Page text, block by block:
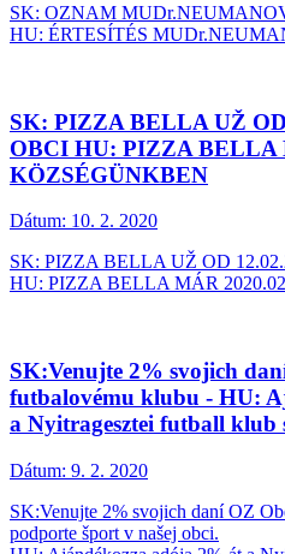
SK: OZNAM
HU: ÉRTESÍTÉS
SK: PIZZA BELLA UŽ
OBCI HU: PIZZA BELLA
KÖZSÉGÜNKBEN
Dátum: 10. 2. 2020
SK: PIZZA BELLA UŽ OD
HU: PIZZA BELLA MÁR
SK:Venujte 2% svojich
futbalovému klubu - HU:
a Nyitragesztei futball klub
Dátum: 9. 2. 2020
SK:Venujte 2% svojich daní OZ
podporte šport v našej obci.